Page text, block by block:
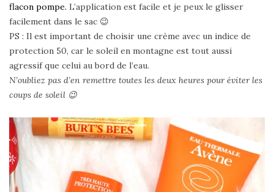
flacon pompe. L’application est facile et je peux le glisser
facilement dans le sac 😉
PS : Il est important de choisir une crème avec un indice de
protection 50, car le soleil en montagne est tout aussi
agressif que celui au bord de l’eau.
N’oubliez pas d’en remettre toutes les deux heures pour éviter les
coups de soleil 😉